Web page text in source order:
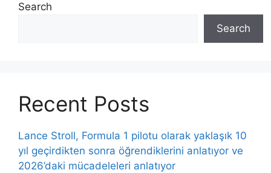
Search
Search
Recent Posts
Lance Stroll, Formula 1 pilotu olarak yaklaşık 10
yıl geçirdikten sonra öğrendiklerini anlatıyor ve
2026’daki mücadeleleri anlatıyor